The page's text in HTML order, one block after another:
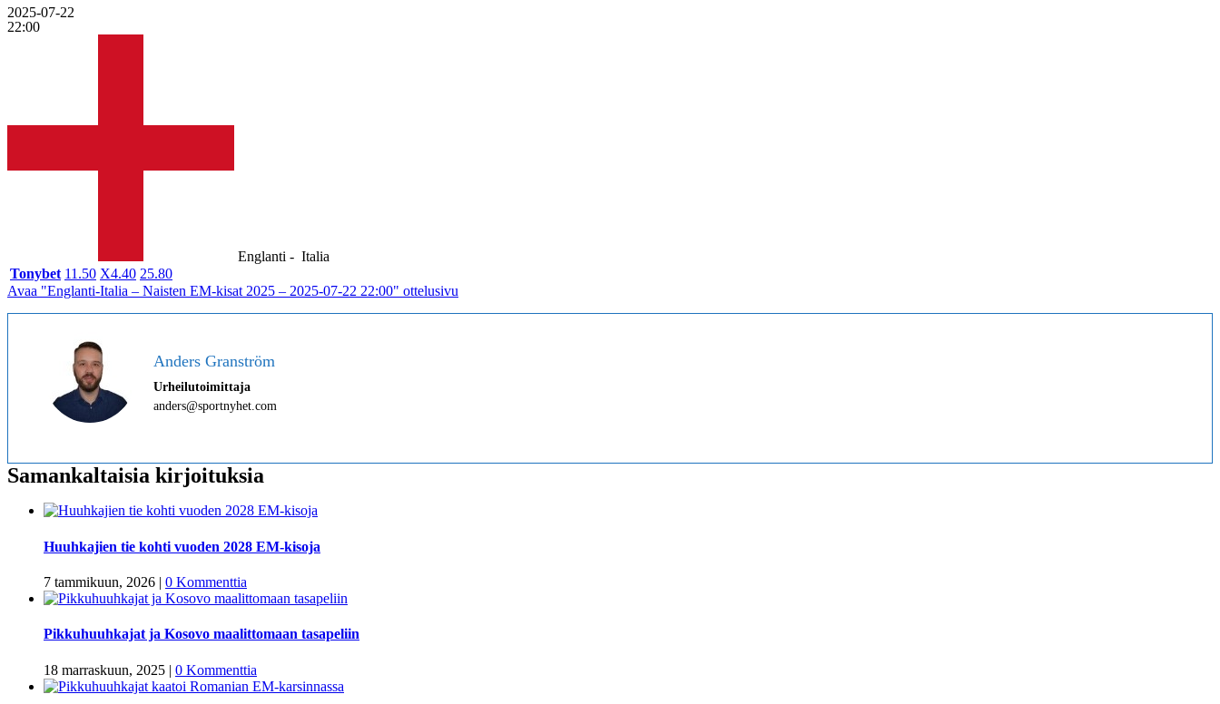
2025-07-22
22:00
Englanti - Italia
Tonybet 11.50 X4.40 25.80
Avaa "Englanti-Italia – Naisten EM-kisat 2025 – 2025-07-22 22:00" ottelusivu
Anders Granström
Urheilutoimittaja
anders@sportnyhet.com
Samankaltaisia kirjoituksia
Huuhkajien tie kohti vuoden 2028 EM-kisoja
7 tammikuun, 2026 | 0 Kommenttia
Pikkuhuuhkajat ja Kosovo maalittomaan tasapeliin
18 marraskuun, 2025 | 0 Kommenttia